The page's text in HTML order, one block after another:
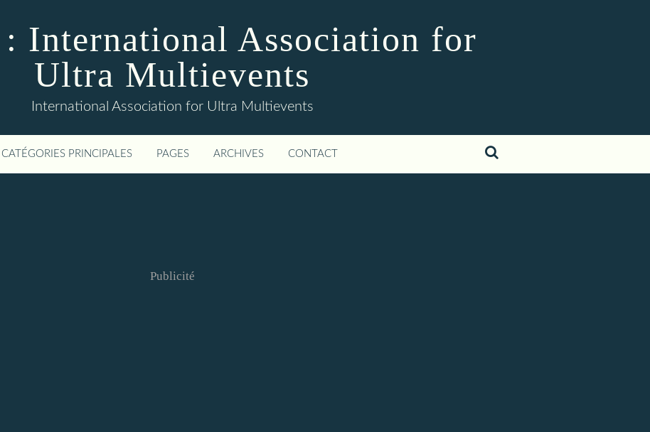
International Association for
Ultra Multievents
International Association for Ultra Multievents
CATÉGORIES PRINCIPALES PAGES ARCHIVES CONTACT
Publicité